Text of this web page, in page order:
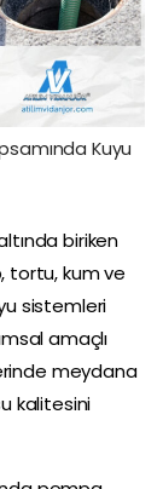
Kuyu
biriken
tortu, kum ve
sistemleri
amaçlı
meydana
kalitesini